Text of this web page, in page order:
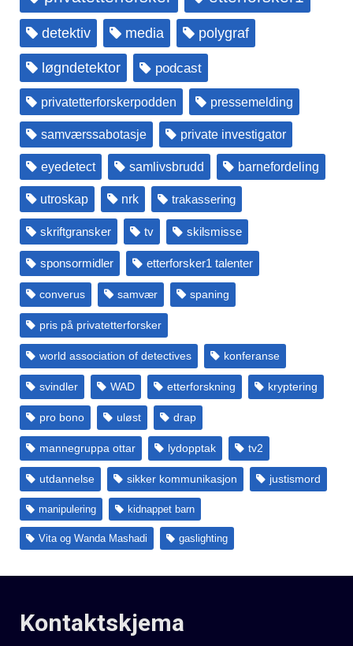
detektiv media polygraf
løgndetektor podcast
privatetterforskerpodden pressemelding
samværssabotasje private investigator
eyedetect samlivsbrudd barnefordeling
utroskap nrk trakassering
skriftgransker tv skilsmisse
sponsormidler etterforsker1 talenter
converus samvær spaning
pris på privatetterforsker
world association of detectives konferanse
svindler WAD etterforskning kryptering
pro bono uløst drap
mannegruppa ottar lydopptak tv2
utdannelse sikker kommunikasjon justismord
manipulering kidnappet barn
Vita og Wanda Mashadi gaslighting
Kontaktskjema